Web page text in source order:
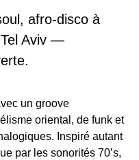
afro-disco à
Aviv —
un groove
oriental, de funk et
Inspiré autant
par les sonorités 70’s,